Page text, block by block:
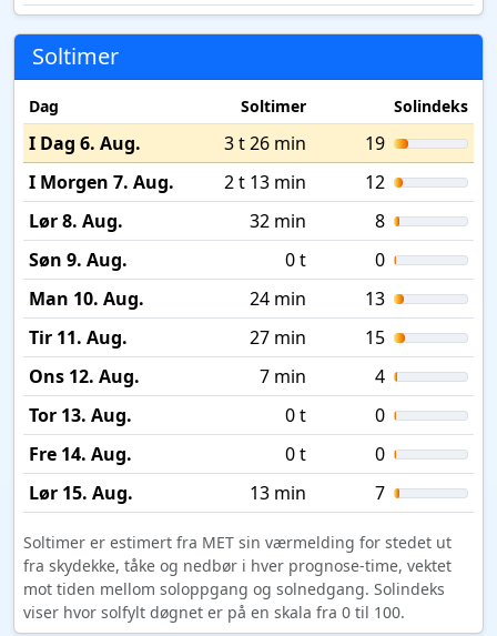
Soltimer
Dag Soltimer Solindeks
I Dag 6. Aug. 3 t 26 min
19
I Morgen 7. Aug.
2 t 13 min
12
Lør 8. Aug.
32 min
8
Søn 9. Aug.
0 t
0
Man 10. Aug.
24 min
13
Tir 11. Aug.
27 min
15
Ons 12. Aug.
7 min
4
Tor 13. Aug.
0 t
0
Fre 14. Aug.
0 t
0
Lør 15. Aug.
13 min 7
Soltimer er estimert fra MET sin værmelding for stedet ut
fra skydekke, tåke og nedbør i hver prognose-time, vektet
mot tiden mellom soloppgang og solnedgang. Solindeks
viser hvor solfylt døgnet er på en skala fra 0 til 100.